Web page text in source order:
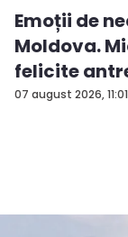
07 august 2026, 11:01
Emoții de
Moldova.
felicite
importan...